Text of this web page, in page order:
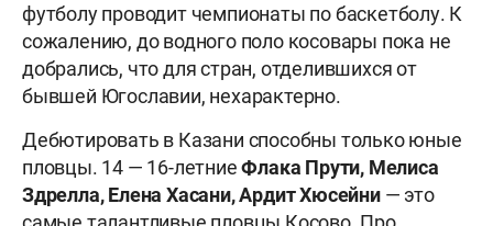
футболу проводит чемпионаты по баскетболу. К
сожалению, до водного поло косовары пока не
добрались, что для стран, отделившихся от
бывшей Югославии, нехарактерно.
Дебютировать в Казани способны только юные
пловцы. 14 — 16-летниеФлака Прути, Мелиса
Здрелла, Елена Хасани, Ардит Хюсейни— это